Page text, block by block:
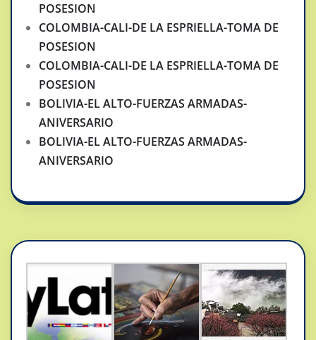
POSESION
COLOMBIA-CALI-DE LA ESPRIELLA-TOMA DE
POSESION
COLOMBIA-CALI-DE LA ESPRIELLA-TOMA DE
POSESION
BOLIVIA-EL ALTO-FUERZAS ARMADAS-
ANIVERSARIO
BOLIVIA-EL ALTO-FUERZAS ARMADAS-
ANIVERSARIO